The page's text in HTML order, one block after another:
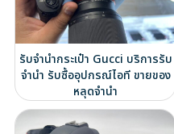
รับจำนำกระเป๋า Gucci บริการรับ
จำนำ รับซื้ออุปกรณ์ไอที ขายของ
หลุดจำนำ